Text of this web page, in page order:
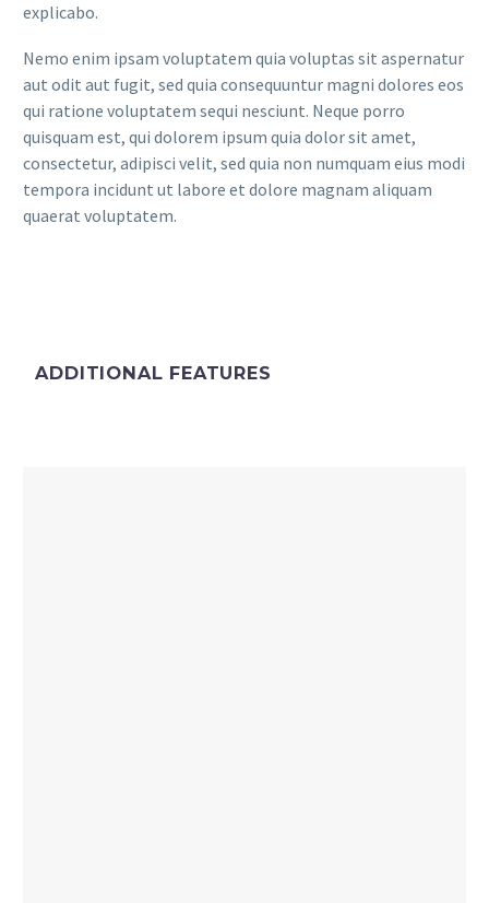
explicabo.
Nemo enim ipsam voluptatem quia voluptas sit aspernatur
aut odit aut fugit, sed quia consequuntur magni dolores eos
qui ratione voluptatem sequi nesciunt. Neque porro
quisquam est, qui dolorem ipsum quia dolor sit amet,
consectetur, adipisci velit, sed quia non numquam eius modi
tempora incidunt ut labore et dolore magnam aliquam
quaerat voluptatem.
ADDITIONAL FEATURES